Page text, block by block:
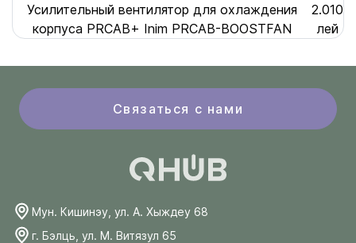
Усилительный вентилятор для охлаждения
корпуса PRCAB+ Inim PRCAB-BOOSTFAN
2.010
лей
Связаться с нами
Мун. Кишинэу, ул. А. Хыждеу 68
г. Бэлць, ул. М. Витязул 65